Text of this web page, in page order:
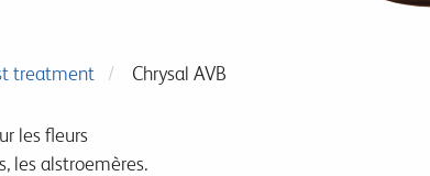
treatment Chrysal AVB
les fleurs
les alstroemères.